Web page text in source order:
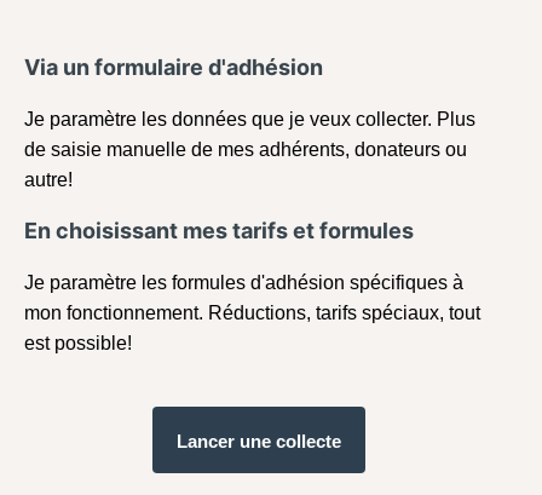
Via un formulaire d'adhésion
Je paramètre les données que je veux collecter. Plus
de saisie manuelle de mes adhérents, donateurs ou
autre!
En choisissant mes tarifs et formules
Je paramètre les formules d'adhésion spécifiques à
mon fonctionnement. Réductions, tarifs spéciaux, tout
est possible!
Lancer une collecte